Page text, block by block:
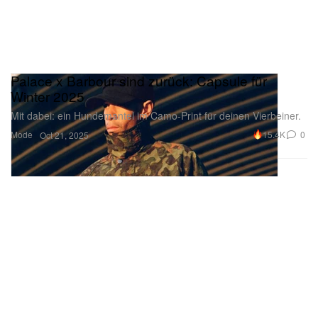
Mode
Palace x Barbour sind zurück: Capsule für
Winter 2025
Mit dabei: ein Hundemantel im Camo-Print für deinen Vierbeiner.
Oct 21, 2025 15.4K 0